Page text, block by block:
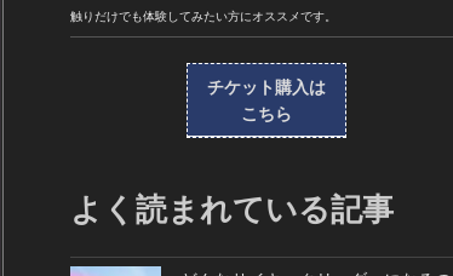
触りだけでも体験してみたい方にオススメです。
チケット購入は
こちら
よく読まれている記事